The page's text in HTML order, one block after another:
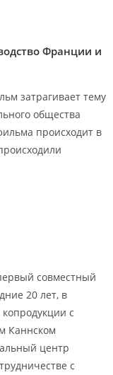
Франции и
затрагивает тему
общества
происходит в
совместный
20 лет, в
с
Каннском
центр
с